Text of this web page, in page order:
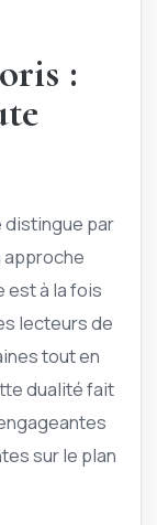
:
distingue par
est à la fois
lecteurs de
tout en
dualité fait
sur le plan